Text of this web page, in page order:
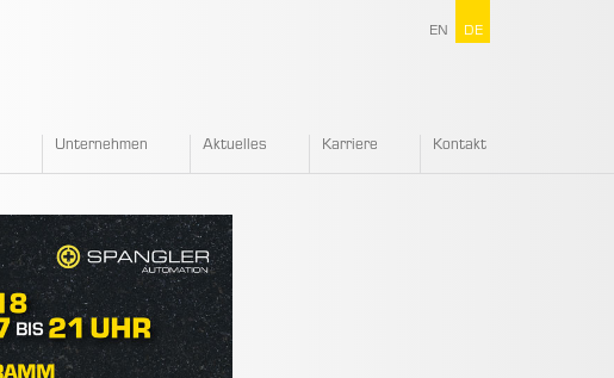
Unternehmen Aktuelles Karriere Kontakt
EN DE